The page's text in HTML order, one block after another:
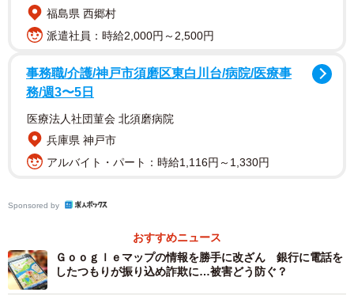
こちらの機能がオンになっていると、そこには過去50日
福島県 西郷村
派遣社員：時給2,000円～2,500円
事務職/介護/神戸市須磨区東白川台/病院/医療事
務/週3〜5日
医療法人社団菫会 北須磨病院
兵庫県 神戸市
アルバイト・パート：時給1,116円～1,330円
Sponsored by
おすすめニュース
Ｇｏｏｇｌｅマップの情報を勝手に改ざん 銀行に電話を
したつもりが振り込め詐欺に…被害どう防ぐ？